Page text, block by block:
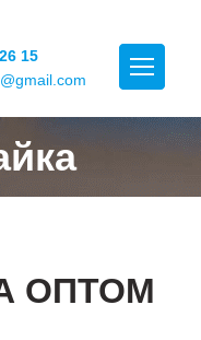
15
ОПТОМ